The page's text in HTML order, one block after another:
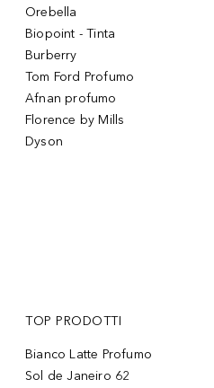
Orebella
Biopoint - Tinta
Burberry
Tom Ford Profumo
Afnan profumo
Florence by Mills
Dyson
TOP PRODOTTI
Bianco Latte Profumo
Sol de Janeiro 62